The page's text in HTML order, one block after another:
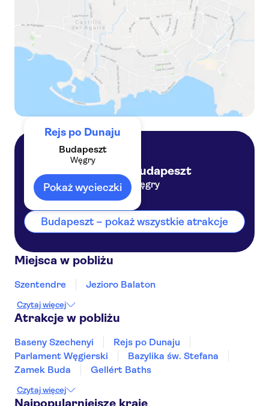
Brunch i rejs po Dunaju z Prosecco
Rejs po Dunaju
Budapeszt
Węgry
Pokaż wycieczki
Budapeszt
Węgry
Budapeszt – pokaż wszystkie atrakcje
Miejsca w pobliżu
Szentendre Jezioro Balaton
Czytaj więcej
Atrakcje w pobliżu
Baseny Szechenyi
Rejs po Dunaju
Parlament Węgierski
Bazylika św. Stefana
Zamek Buda
Gellért Baths
Czytaj więcej